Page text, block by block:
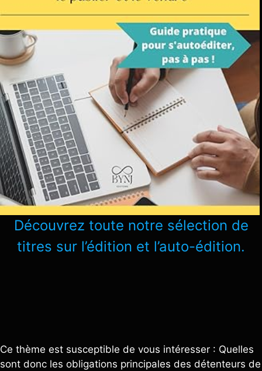
Découvrez toute notre sélection de
titres sur l’édition et l’auto-édition.
Ce thème est susceptible de vous intéresser : Quelles
sont donc les obligations principales des détenteurs de